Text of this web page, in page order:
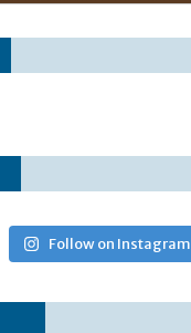
Follow on Instagram